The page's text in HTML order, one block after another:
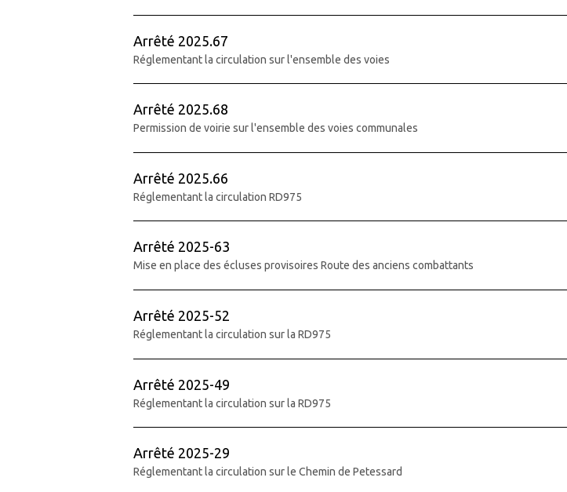
Arrêté 2025.67
Réglementant la circulation sur l'ensemble des voies
Arrêté 2025.68
Permission de voirie sur l'ensemble des voies communales
Arrêté 2025.66
Réglementant la circulation RD975
Arrêté 2025-63
Mise en place des écluses provisoires Route des anciens combattants
Arrêté 2025-52
Réglementant la circulation sur la RD975
Arrêté 2025-49
Réglementant la circulation sur la RD975
Arrêté 2025-29
Réglementant la circulation sur le Chemin de Petessard